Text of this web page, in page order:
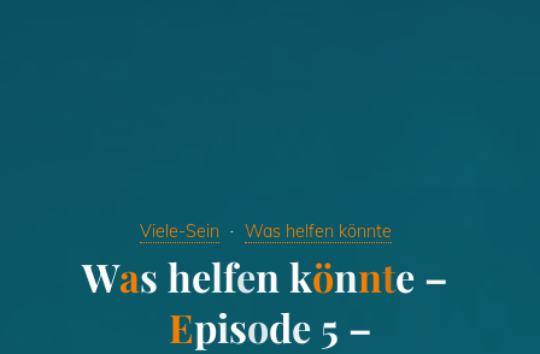
Viele-Sein Was helfen könnte
Was helfen könnte –
Episode 5 –